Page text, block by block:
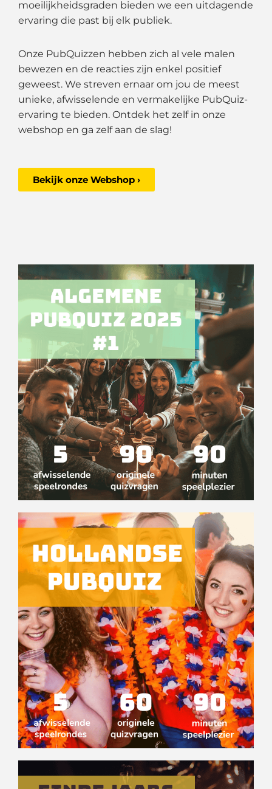
moeilijkheidsgraden bieden we een uitdagende
ervaring die past bij elk publiek.
Onze PubQuizzen hebben zich al vele malen
bewezen en de reacties zijn enkel positief
geweest. We streven ernaar om jou de meest
unieke, afwisselende en vermakelijke PubQuiz-
ervaring te bieden. Ontdek het zelf in onze
webshop en ga zelf aan de slag!
Bekijk onze Webshop ›